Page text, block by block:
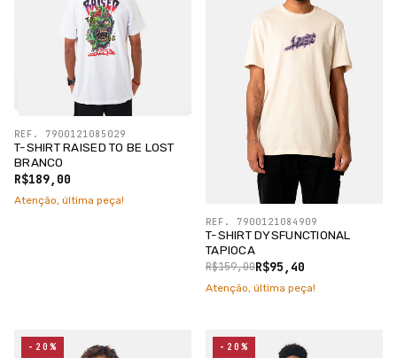
T-SHIRT RAISED TO BE LOST
BRANCO
R$189,00
REF. 7900121085029
Atenção, última peça!
T-SHIRT DYSFUNCTIONAL
TAPIOCA
R$95,40
R$159,00
REF. 7900121084909
Atenção, última peça!
-20% -20%